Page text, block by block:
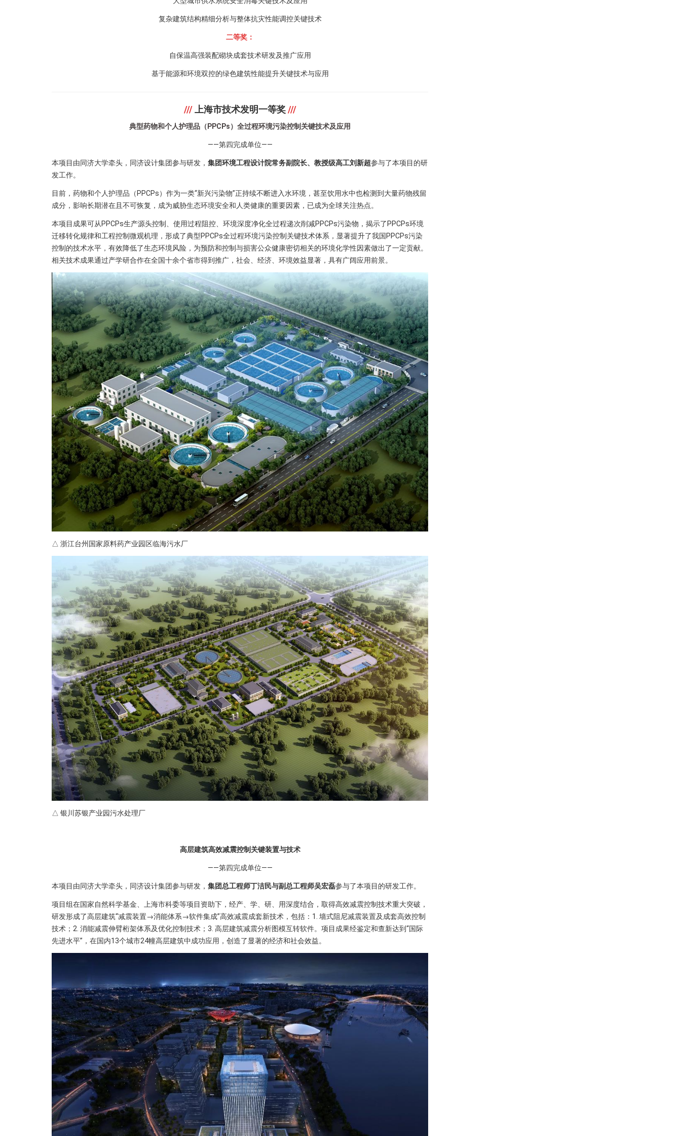
复杂建筑结构精细分析与整体抗灾性能调控关键技术
二等奖：
自保温高强装配砌块成套技术研发及推广应用
基于能源和环境双控的绿色建筑性能提升关键技术与应用
/// 上海市技术发明一等奖///
典型药物和个人护理品（PPCPs）全过程环境污染控制关键技术及应用
——第四完成单位——
本项目由同济大学牵头，同济设计集团参与研发， 集团环境工程设计院常务副院长、教授级高工刘新超参与了本项目的研
发工作。
目前，药物和个人护理品（PPCPs）作为一类“新兴污染物”正持续不断进入水环境，甚至饮用水中也检测到大量药物残留
成分，影响长期潜在且不可恢复，成为威胁生态环境安全和人类健康的重要因素，已成为全球关注热点。
本项目成果可从PPCPs生产源头控制、使用过程阻控、环境深度净化全过程递次削减PPCPs污染物，揭示了PPCPs环境
迁移转化规律和工程控制微观机理，形成了典型PPCPs全过程环境污染控制关键技术体系，显著提升了我国PPCPs污染
控制的技术水平，有效降低了生态环境风险，为预防和控制与损害公众健康密切相关的环境化学性因素做出了一定贡献。
相关技术成果通过产学研合作在全国十余个省市得到推广，社会、经济、环境效益显著，具有广阔应用前景。
△ 浙江台州国家原料药产业园区临海污水厂
△ 银川苏银产业园污水处理厂
高层建筑高效减震控制关键装置与技术
——第四完成单位——
本项目由同济大学牵头，同济设计集团参与研发， 集团总工程师丁洁民与副总工程师吴宏磊参与了本项目的研发工作。
项目组在国家自然科学基金、上海市科委等项目资助下，经产、学、研、用深度结合，取得高效减震控制技术重大突破，
研发形成了高层建筑“减震装置→消能体系→软件集成”高效减震成套新技术，包括：1. 墙式阻尼减震装置及成套高效控制
技术；2. 消能减震伸臂桁架体系及优化控制技术；3. 高层建筑减震分析图模互转软件。项目成果经鉴定和查新达到“国际
先进水平”，在国内13个城市24幢高层建筑中成功应用，创造了显著的经济和社会效益。